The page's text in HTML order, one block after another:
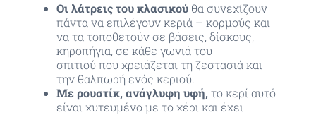
Οι λάτρεις του κλασικού θα συνεχίζουν
πάντα να επιλέγουν κεριά – κορμούς και
να τα τοποθετούν σε βάσεις, δίσκους,
κηροπήγια, σε κάθε γωνιά του
σπιτιού που χρειάζεται τη ζεστασιά και
την θαλπωρή ενός κεριού.
Με ρουστίκ, ανάγλυφη υφή, το κερί αυτό
είναι χυτευμένο με το χέρι και έχει